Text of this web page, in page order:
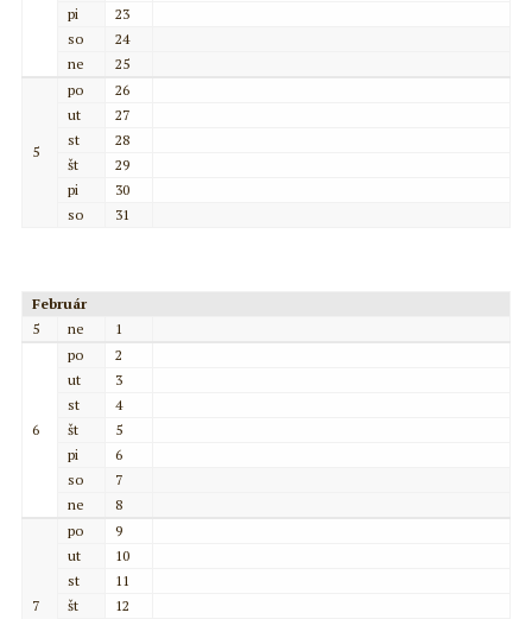
pi
23
so
24
ne
25
5
po
26
ut
27
st
28
št
29
pi
30
so
31
Február
5
ne 1
6
po
2
ut
3
st
4
št
5
pi
6
so
7
ne
8
7
po
9
ut
10
st
11
št
12